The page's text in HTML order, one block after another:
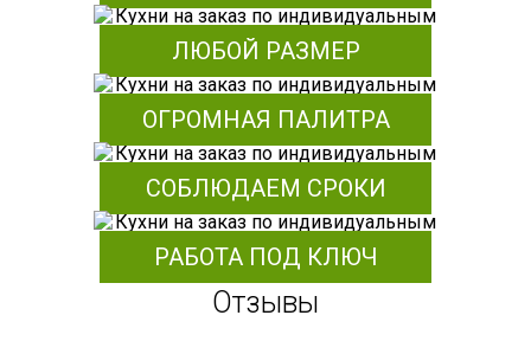
ЛЮБОЙ РАЗМЕР
ОГРОМНАЯ ПАЛИТРА
СОБЛЮДАЕМ СРОКИ
РАБОТА ПОД КЛЮЧ
Отзывы